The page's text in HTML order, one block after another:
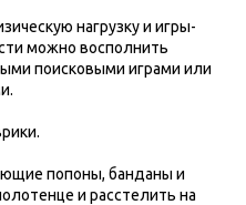
нагрузку и игры-
можно восполнить
поисковыми играми или
попоны, банданы и
и расстелить на